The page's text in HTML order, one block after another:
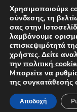
Πολιτική
Τρόποι Πληρωμής
Επιλογές Αποστολών
Πολιτική επιστροφών
Επικοινωνία
Χρησιμοποιούμε
σύνδεσης, τη
σας στην
λαμβάνουμε
επισκεψιμότητά
χρήστες. Δείτε
την πολιτική
Mπορείτε να
της
Αποδοχή